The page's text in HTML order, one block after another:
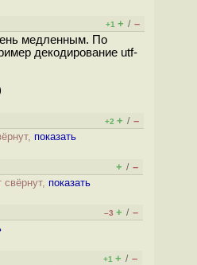
+1 + / –
медленным. По
декодирование utf-
+2 + / –
показать
+ / –
свёрнут, показать
–3 + / –
+1 + / –